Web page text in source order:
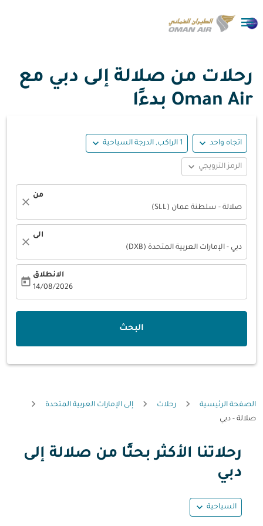

رحلات من صلالة إلى دبي مع
Oman Air بدءًا
اتجاه واحد expand_more 1 الراكب, الدرجة السياحية expand_more
الرمز الترويجي expand_more
من
صلالة - سلطنة عمان (SLL)
close
الى
دبي - الإمارات العربية المتحدة (DXB)
close
الانطلاق
14/08/2026
today
البحث
الصفحة الرئيسية رحلات
إلى الإمارات العربية المتحدة
صلالة - دبي
رحلاتنا الأكثر بحثًا من صلالة إلى
دبي
السياحية expand_more
حاول تحديث الرحلة (مغادرة و/أو وجهة) أو التفاعل مع